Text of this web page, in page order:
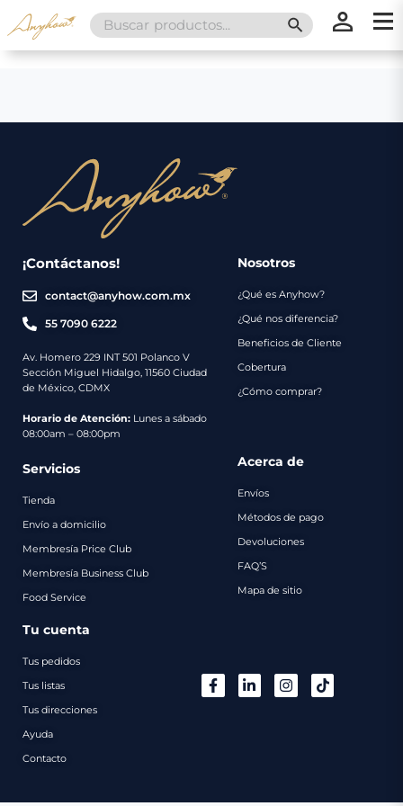
Search
for:
SEARCH
¡Contáctanos!
contact@anyhow.com.mx
55 7090 6222
Av. Homero 229 INT 501 Polanco V
Sección Miguel Hidalgo, 11560 Ciudad
de México, CDMX
Horario de Atención: Lunes a sábado
08:00am – 08:00pm
Nosotros
¿Qué es Anyhow?
¿Qué nos diferencia?
Beneficios de Cliente
Cobertura
¿Cómo comprar?
Servicios
Tienda
Envío a domicilio
Membresía Price Club
Membresía Business Club
Food Service
Acerca de
Envíos
Métodos de pago
Devoluciones
FAQ’S
Mapa de sitio
Tu cuenta
Tus pedidos
Tus listas
Tus direcciones
Ayuda
Contacto
Nosotros
Servicios
Envíos
Métodos
de
Catálogo
Regalos
Contacto